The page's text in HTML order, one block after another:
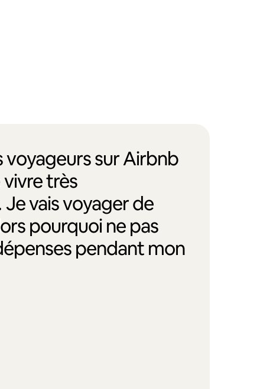
voyageurs sur Airbnb
très
vais voyager de
pourquoi ne pas
pendant mon